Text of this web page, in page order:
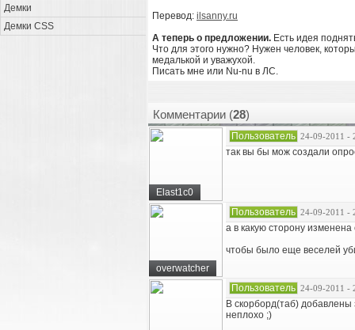
Демки
Демки CSS
Перевод: ilsanny.ru
А теперь о предложении. Есть идея
Что для этого нужно? Нужен человек,
медалькой и уважухой.
Писать мне или Nu-nu в ЛС.
Комментарии (28)
Elast1c0
Пользователь 24-09-2011 -
так вы бы мож создали
overwatcher
Пользователь 24-09-2011 -
а в какую сторону изменена
чтобы было еще веселей
Пользователь 24-09-2011 -
В скорборд(таб)
неплохо ;)